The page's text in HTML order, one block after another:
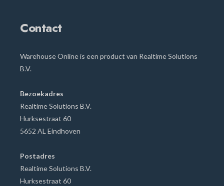
Contact
Warehouse Online is een product van Realtime Solutions
B.V.
Bezoekadres
Realtime Solutions B.V.
Hurksestraat 60
5652 AL Eindhoven
Postadres
Realtime Solutions B.V.
Hurksestraat 60